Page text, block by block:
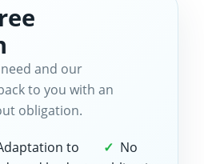
and our
to you with an
obligation.
to
No